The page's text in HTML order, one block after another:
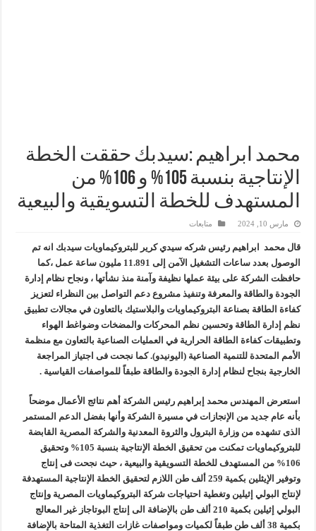
محمد ابراهيم :سيدبك حققت الخطة
الإنتاجية بنسبة 105% و 106% من
المستهدف للخطة التسويقية والبيعية
مارس 10, 2024 متابعات
قال محمد ابراهيم رئيس شركه سيدي كرير للبتروكيماويات سيدبك انه تم
الوصول بعدد ساعات التشغيل الآمن إلى 11.891 مليون ساعة عمل ،كما
حافظت الشركة على بيئة عملها نظيفة وآمنة منذ نشأتها ، ونجاح نظام إدارة
الجودة والطاقة والمعرفة وتنفيذ مشروع دعم التواصل بين النظراء لتعزيز
كفاءة الطاقة بصناعة البتروكيماويات والبلاستيك بالتعاون في مجالات تطبيق
نظم إدارة الطاقة وتحسين نظم المحركات والمضخات وضواغط الهواء
وتطبيقات كفاءة الطاقة الحرارية في العمليات الصناعية بالتعاون مع منظمة
الأمم المتحدة للتنمية الصناعية (اليونيدو). كما نجحت فى اجتياز المراجعة
الخارجية بنجاح لنظام إدارة الجودة والطاقة طبقاً للمواصفات القياسية .
استعرض المهندس محمد إبراهيم رئيس الشركة أهم نتائج الأعمال موضحاً
بأنه عام جديد من الإنجازات في مسيرة الشركة وأنها بفضل الدعم المستمر
الذى تشهده من وزارة البترول والثروة المعدنية والشركة المصرية القابضة
للبتروكيماويات تمكنت من تحقيق الخطة الإنتاجية بنسبة 105% وتحقيق
106% من المستهدف للخطة التسويقية والبيعية ، حيث نجحت فى إنتاج
وتوفير الإيثلين بكمية 259 ألف طن اللازم لتحقيق الخطة الإنتاجية المستهدفة
لإنتاج البولي إثيلين وتغطية احتياجات شركة البتروكيماويات المصرية وإنتاج
البولي إثيلين بكمية 210 ألف طن بالإضافة الى إنتاج البوتاجاز غير المعالج
بكمية 38 ألف طن طبقاً لكميات ومواصفات غازات التغذية المتاحة بالإضافة